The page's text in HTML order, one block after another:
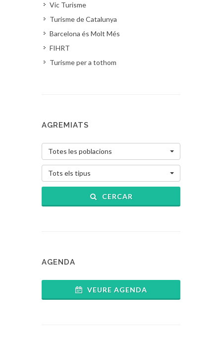
Vic Turisme
Turisme de Catalunya
Barcelona és Molt Més
FIHRT
Turisme per a tothom
AGREMIATS
Totes les poblacions
Tots els tipus
CERCAR
AGENDA
VEURE AGENDA